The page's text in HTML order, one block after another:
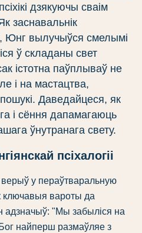
дзякуючы сваім
заснавальнік
Юнг вылучыўся смелымі
ў складаны свет
істотна паўплываў не
і на мастацтва,
Даведайцеся, як
і сёння дапамагаюць
ўнутранага свету.
псіхалогіі
у пераўтваральную
ключавыя вароты да
адзначыў: "Мы забыліся на
найперш размаўляе з